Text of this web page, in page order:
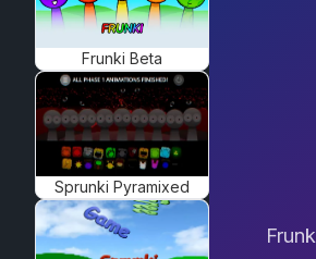
Frunki Beta
Sprunki Pyramixed